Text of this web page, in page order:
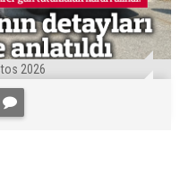
2026